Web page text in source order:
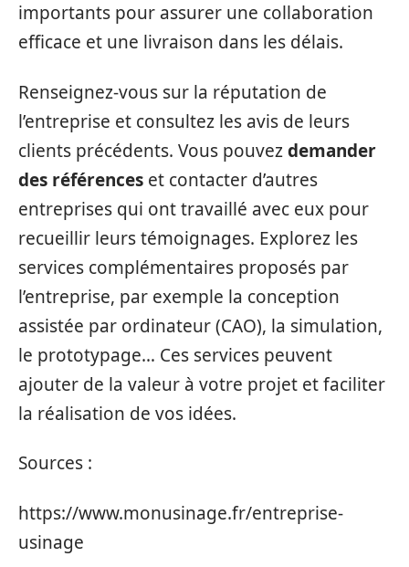
importants pour assurer une collaboration
efficace et une livraison dans les délais.
Renseignez-vous sur la réputation de
l’entreprise et consultez les avis de leurs
clients précédents. Vous pouvezdemander
des références et contacter d’autres
entreprises qui ont travaillé avec eux pour
recueillir leurs témoignages. Explorez les
services complémentaires proposés par
l’entreprise, par exemple la conception
assistée par ordinateur (CAO), la simulation,
le prototypage… Ces services peuvent
ajouter de la valeur à votre projet et faciliter
la réalisation de vos idées.
Sources :
https://www.monusinage.fr/entreprise-
usinage